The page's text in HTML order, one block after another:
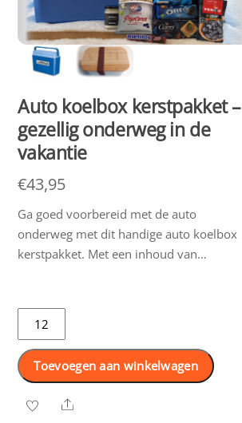
Auto koelbox kerstpakket –
gezellig onderweg in de
vakantie
€43,95
Ga goed voorbereid met de auto
onderweg met dit handige auto koelbox
kerstpakket. Met een inhoud van…
Auto
koelbox
kerstpakket
-
gezellig
onderweg
Toevoegen aan winkelwagen
Share